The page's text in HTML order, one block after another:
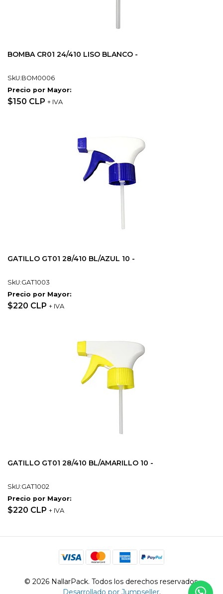
BOMBA CR01 24/410 LISO BLANCO -
SkU:BOM0006
Precio por Mayor:
$150 CLP + IVA
GATILLO GT01 28/410 BL/AZUL 10 -
SkU:GAT1003
Precio por Mayor:
$220 CLP + IVA
GATILLO GT01 28/410 BL/AMARILLO 10 -
SkU:GAT1002
Precio por Mayor:
$220 CLP + IVA
© 2026 NallarPack. Todos los derechos reservados.
Desarrollado por Jumpseller.